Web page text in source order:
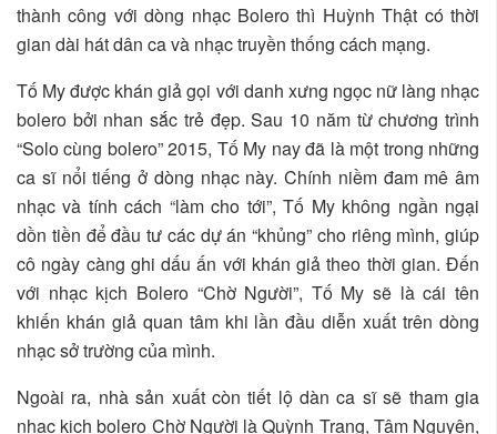
thành công với dòng nhạc Bolero thì Huỳnh Thật có thời
gian dài hát dân ca và nhạc truyền thống cách mạng.
Tố My được khán giả gọi với danh xưng ngọc nữ làng nhạc
bolero bởi nhan sắc trẻ đẹp. Sau 10 năm từ chương trình
“Solo cùng bolero” 2015, Tố My nay đã là một trong những
ca sĩ nổi tiếng ở dòng nhạc này. Chính niềm đam mê âm
nhạc và tính cách “làm cho tới”, Tố My không ngần ngại
dồn tiền để đầu tư các dự án “khủng” cho riêng mình, giúp
cô ngày càng ghi dấu ấn với khán giả theo thời gian. Đến
với nhạc kịch Bolero “Chờ Người”, Tố My sẽ là cái tên
khiến khán giả quan tâm khi lần đầu diễn xuất trên dòng
nhạc sở trường của mình.
Ngoài ra, nhà sản xuất còn tiết lộ dàn ca sĩ sẽ tham gia
nhạc kịch bolero Chờ Người là Quỳnh Trang, Tâm Nguyên,